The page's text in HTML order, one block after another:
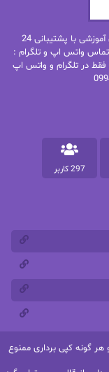
سایت اخودان مرجع کامل رمان و کتاب و فایل های آموزشی با پشتیبانی 24
تماس واتس اپ و تلگرام :
عباس علی میرزائی 09221706572 شماره پشتیبانی 2 فقط در تلگرام و واتس اپ
297 کاربر
هر گونه کپی برداری ممنوع